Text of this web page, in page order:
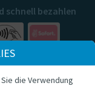
schnell bezahlen
die Verwendung